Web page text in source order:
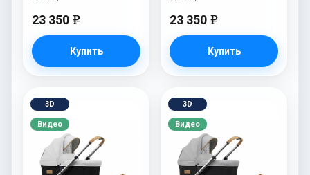
23 350 e
Купить
23 350 e
Купить
3D
Видео
3D
Видео